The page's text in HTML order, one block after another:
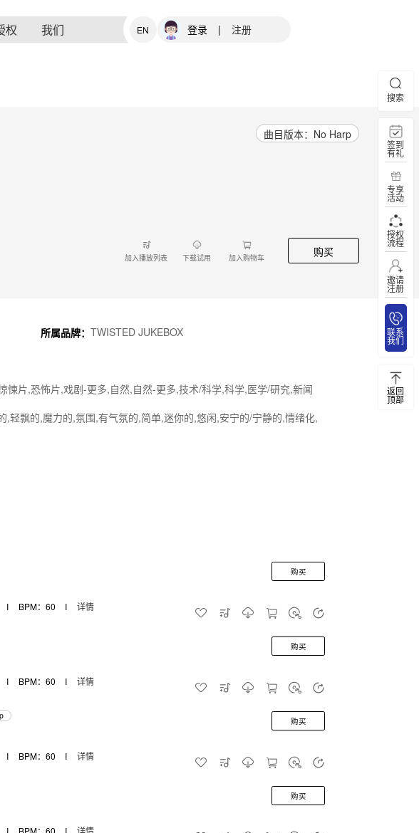
权 我们 EN 登录 | 注册
曲目版本：No Harp
加入播放列表 下载试用 加入购物车 购买
所属品牌： TWISTED JUKEBOX
片,恐怖片,戏剧-更多,自然,自然-更多,技术/科学,科学,医学/研究,新闻
飘的,魔力的,氛围,有气氛的,简单,迷你的,悠闲,安宁的/宁静的,情绪化,
I BPM：60 I 详情
购买
I BPM：60 I 详情
购买
I BPM：60 I 详情
购买
购买
搜索
签到
有礼
专享
活动
授权
流程
邀请
注册
联系
我们
返回
顶部